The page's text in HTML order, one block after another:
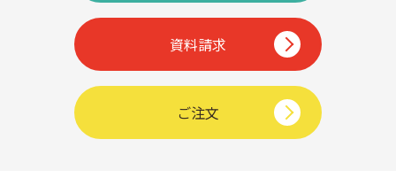
資料請求
ご注文